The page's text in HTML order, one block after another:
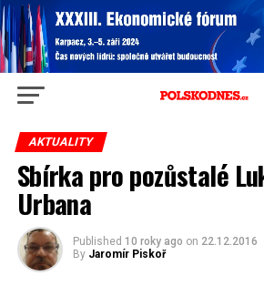
AKTUALITY
Sbírka pro pozůstalé
Urbana
Published 10 roky ago on 22.12.2016
By Jaromír Piskoř